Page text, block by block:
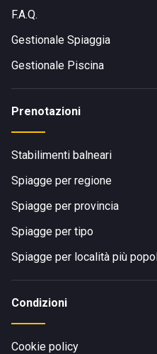
F.A.Q.
Gestionale Spiaggia
Gestionale Piscina
Prenotazioni
Stabilimenti balneari
Spiagge per regione
Spiagge per provincia
Spiagge per tipo
Spiagge per località più
Condizioni
Cookie policy